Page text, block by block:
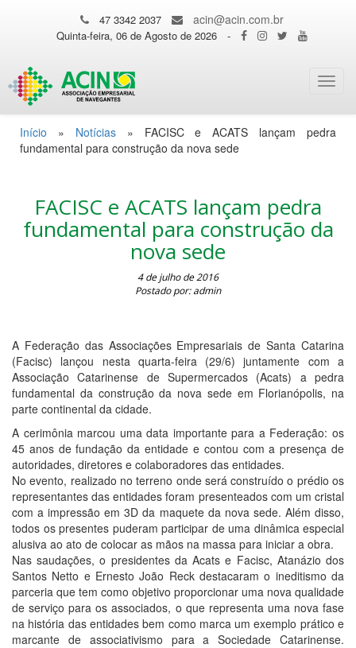
47 3342 2037 acin@acin.com.br
Quinta-feira, 06 de Agosto de 2026 -
Início » Notícias» FACISC e ACATS lançam pedra
fundamental para construção da nova sede
FACISC e ACATS lançam pedra
fundamental para construção da
nova sede
4 de julho de 2016
Postado por: admin
A Federação das Associações Empresariais de Santa Catarina
(Facisc) lançou nesta quarta-feira (29/6) juntamente com a
Associação Catarinense de Supermercados (Acats) a pedra
fundamental da construção da nova sede em Florianópolis, na
parte continental da cidade.
A cerimônia marcou uma data importante para a Federação: os
45 anos de fundação da entidade e contou com a presença de
autoridades, diretores e colaboradores das entidades.
No evento, realizado no terreno onde será construído o prédio os
representantes das entidades foram presenteados com um cristal
com a impressão em 3D da maquete da nova sede. Além disso,
todos os presentes puderam participar de uma dinâmica especial
alusiva ao ato de colocar as mãos na massa para iniciar a obra.
Nas saudações, o presidentes da Acats e Facisc, Atanázio dos
Santos Netto e Ernesto João Reck destacaram o ineditismo da
parceria que tem como objetivo proporcionar uma nova qualidade
de serviço para os associados, o que representa uma nova fase
na história das entidades bem como marca um exemplo prático e
marcante de associativismo para a Sociedade Catarinense.